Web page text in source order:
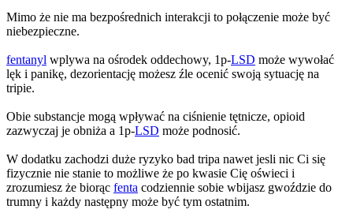
Mimo że nie ma bezpośrednich interakcji to połączenie może być
niebezpieczne.
fentanyl wplywa na ośrodek oddechowy, 1p-LSD może wywołać
lęk i panikę, dezorientację możesz źle ocenić swoją sytuację na
tripie.
Obie substancje mogą wpływać na ciśnienie tętnicze, opioid
zazwyczaj je obniża a 1p-LSD może podnosić.
W dodatku zachodzi duże ryzyko bad tripa nawet jesli nic Ci się
fizycznie nie stanie to możliwe że po kwasie Cię oświeci i
zrozumiesz że biorąc fenta codziennie sobie wbijasz gwoździe do
trumny i każdy następny może być tym ostatnim.